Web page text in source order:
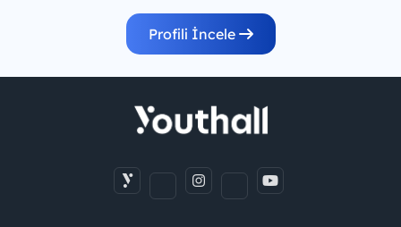
Profili İncele